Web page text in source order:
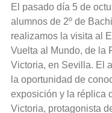
El pasado día 5 de
alumnos de 2º de
realizamos la visita al
Vuelta al Mundo, de la
Victoria, en Sevilla. El
la oportunidad de
exposición y la réplica
Victoria, protagonista